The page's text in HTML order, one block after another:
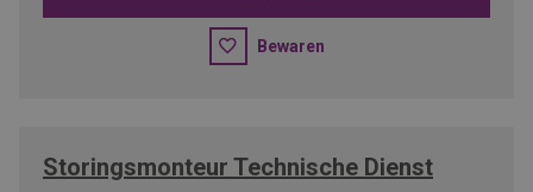
Bewaren
Storingsmonteur Technische Dienst